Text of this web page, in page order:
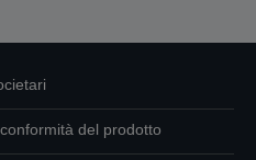
del prodotto